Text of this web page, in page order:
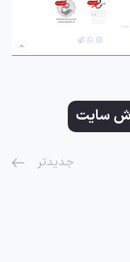
سایت
جدیدتر